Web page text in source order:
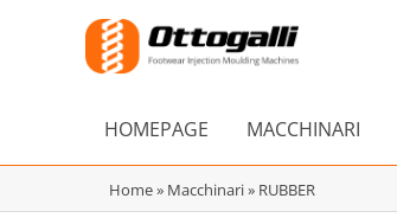
contenuto
HOMEPAGE MACCHINARI
Home» Macchinari» RUBBER